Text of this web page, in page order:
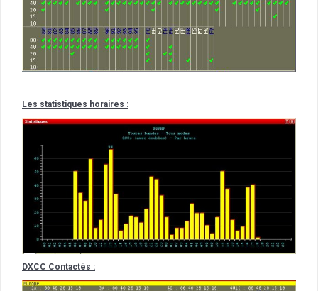
Les statistiques horaires :
DXCC Contactés :